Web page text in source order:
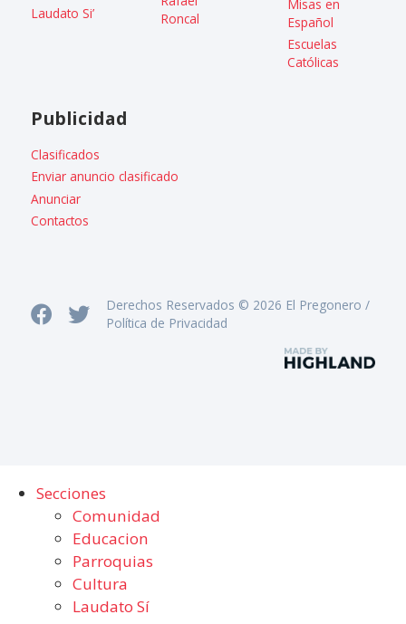
Laudato Si’
Roncal
Misas en
Español
Escuelas
Católicas
Publicidad
Clasificados
Enviar anuncio clasificado
Anunciar
Contactos
Derechos Reservados © 2026 El Pregonero /
Política de Privacidad
Secciones
Comunidad
Educacion
Parroquias
Cultura
Laudato Sí